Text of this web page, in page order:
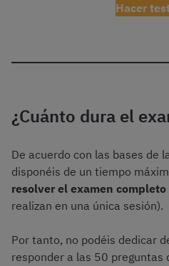
Hacer
¿Cuánto dura el
De acuerdo con las bases de
disponéis de un tiempo
resolver el examen completo
realizan en una única sesión).
Por tanto, no podéis dedicar
responder a las 50